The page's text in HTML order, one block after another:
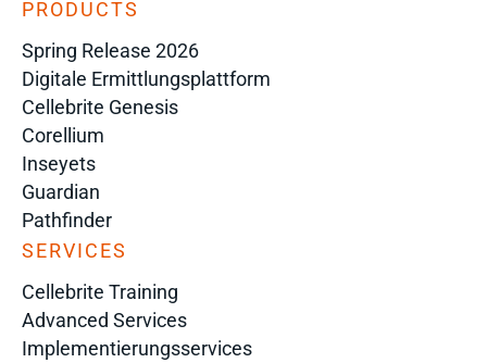
PRODUCTS
Spring Release 2026
Digitale Ermittlungsplattform
Cellebrite Genesis
Corellium
Inseyets
Guardian
Pathfinder
SERVICES
Cellebrite Training
Advanced Services
Implementierungsservices